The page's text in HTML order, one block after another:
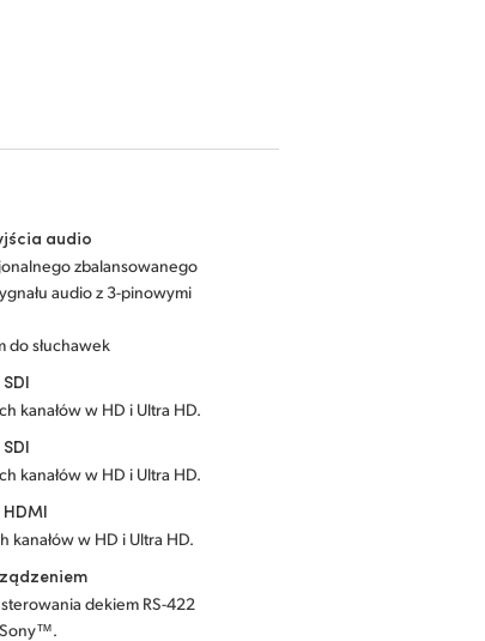
audio
zbalansowanego
audio z 3-pinowymi
do słuchawek
kanałów w HD i Ultra HD.
kanałów w HD i Ultra HD.
kanałów w HD i Ultra HD.
dekiem RS-422